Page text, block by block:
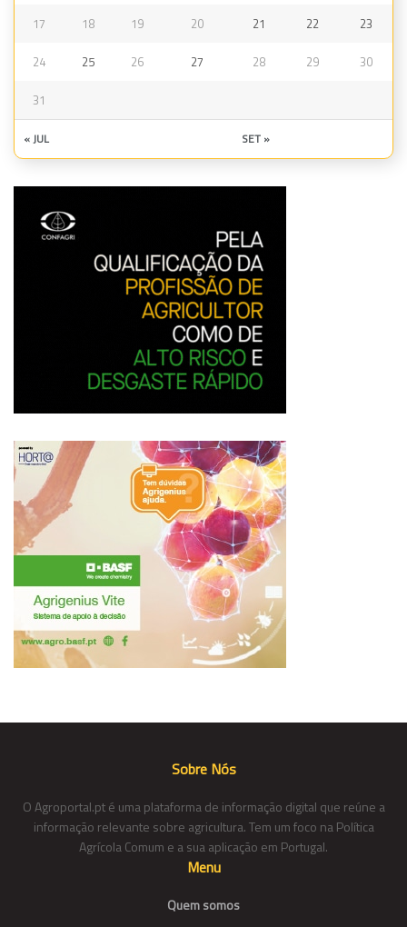
17 18 19 20 21 22 23
24 25 26 27 28 29 30
31
« JUL SET »
Sobre Nós
O Agroportal.pt é uma plataforma de informação digital que reúne a
informação relevante sobre agricultura. Tem um foco na Política
Agrícola Comum e a sua aplicação em Portugal.
Menu
Quem somos